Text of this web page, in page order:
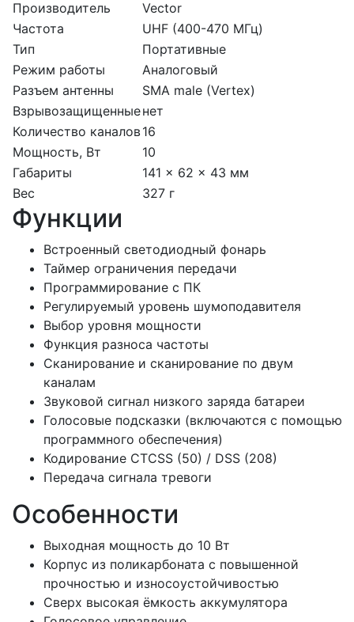
Производитель
Vector
Частота
UHF (400-470 МГц)
Тип
Портативные
Режим работы
Аналоговый
Разъем антенны
SMA male (Vertex)
Взрывозащищенныенет
Количество каналов16
Мощность, Вт
10
Габариты
141 x 62 x 43 мм
Вес
327 г
Функции
Встроенный светодиодный фонарь
Таймер ограничения передачи
Программирование с ПК
Регулируемый уровень шумоподавителя
Выбор уровня мощности
Функция разноса частоты
Сканирование и сканирование по двум
каналам
Звуковой сигнал низкого заряда батареи
Голосовые подсказки (включаются с помощью
программного обеспечения)
Кодирование CTCSS (50) / DSS (208)
Передача сигнала тревоги
Особенности
Выходная мощность до 10 Вт
Корпус из поликарбоната с повышенной
прочностью и износоустойчивостью
Сверх высокая ёмкость аккумулятора